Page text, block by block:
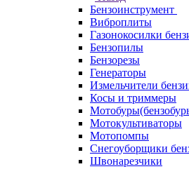
Бензоинструмент
Виброплиты
Газонокосилки
Бензопилы
Бензорезы
Генераторы
Измельчители
Косы и триммеры
Мотокультиваторы
Мотопомпы
Снегоуборщики
Швонарезчики